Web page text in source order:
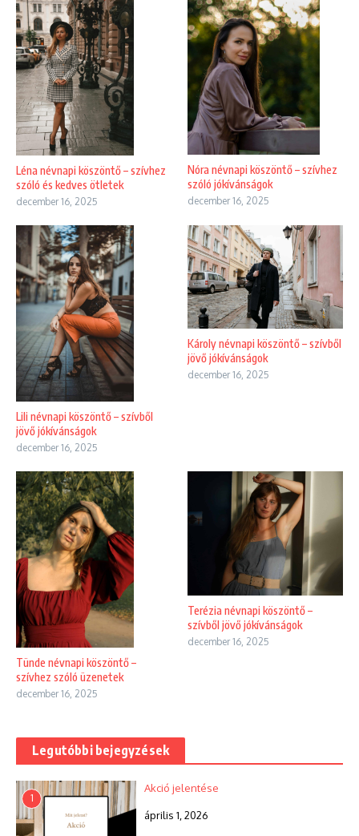
Léna névnapi köszöntő – szívhez
szóló és kedves ötletek
december 16, 2025
Nóra névnapi köszöntő – szívhez
szóló jókívánságok
december 16, 2025
Lili névnapi köszöntő – szívből
jövő jókívánságok
december 16, 2025
Károly névnapi köszöntő – szívből
jövő jókívánságok
december 16, 2025
Tünde névnapi köszöntő –
szívhez szóló üzenetek
december 16, 2025
Terézia névnapi köszöntő –
szívből jövő jókívánságok
december 16, 2025
Legutóbbi bejegyzések
1
Akció jelentése
április 1, 2026